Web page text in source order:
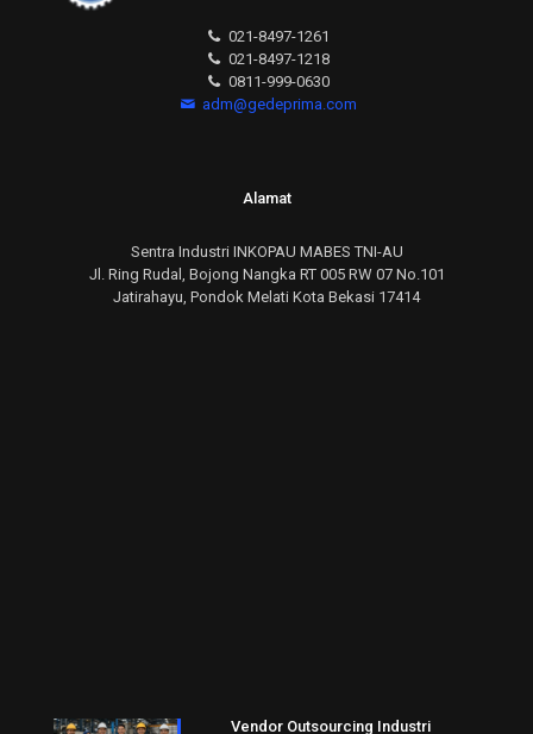
021-8497-1261
021-8497-1218
0811-999-0630
adm@gedeprima.com
Alamat
Sentra Industri INKOPAU MABES TNI-AU
Jl. Ring Rudal, Bojong Nangka RT 005 RW 07 No.101
Jatirahayu, Pondok Melati Kota Bekasi 17414
Vendor Outsourcing Industri